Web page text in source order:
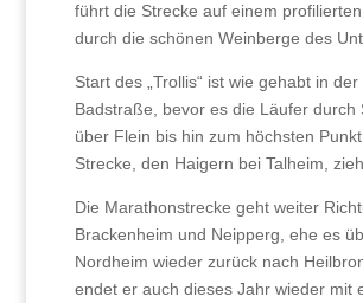
führt die Strecke auf einem
durch die schönen Weinberge des
Start des „Trollis“ ist wie gehabt in
Badstraße, bevor es die Läufer durch
über Flein bis hin zum höchsten
Strecke, den Haigern bei Talheim,
Die Marathonstrecke geht weiter
Brackenheim und Neipperg, ehe es
Nordheim wieder zurück nach
endet er auch dieses Jahr wieder mit